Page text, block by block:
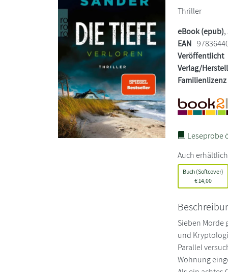
Thriller
eBook (epub),
EAN
Veröffentlicht
Verlag/
Familienlizenz
Leseprobe
Auch
Buch (Softcover)
€ 14,00
Sieben
und
Parallel
Wohnung